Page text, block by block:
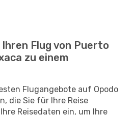
Flug von Puerto
zu einem
Flugangebote auf Opodo
die Sie für Ihre Reise
Reisedaten ein, um Ihre